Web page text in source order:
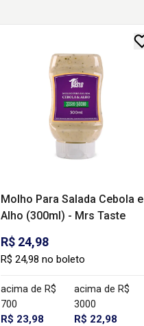
Molho Para Salada Cebola e
Alho (300ml) - Mrs Taste
R$ 24,98
R$ 24,98 no boleto
acima de R$
700
R$ 23,98
acima de R$
3000
R$ 22,98